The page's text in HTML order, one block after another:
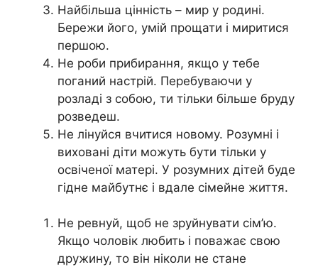
Найбільша цінність – мир у родині.
Бережи його, умій прощати і миритися
першою.
Не роби прибирання, якщо у тебе
поганий настрій. Перебуваючи у
розладі з собою, ти тільки більше бруду
розведеш.
Не лінуйся вчитися новому. Розумні і
виховані діти можуть бути тільки у
освіченої матері. У розумних дітей буде
гідне майбутнє і вдале сімейне життя.
Не ревнуй, щоб не зруйнувати сім’ю.
Якщо чоловік любить і поважає свою
дружину, то він ніколи не стане